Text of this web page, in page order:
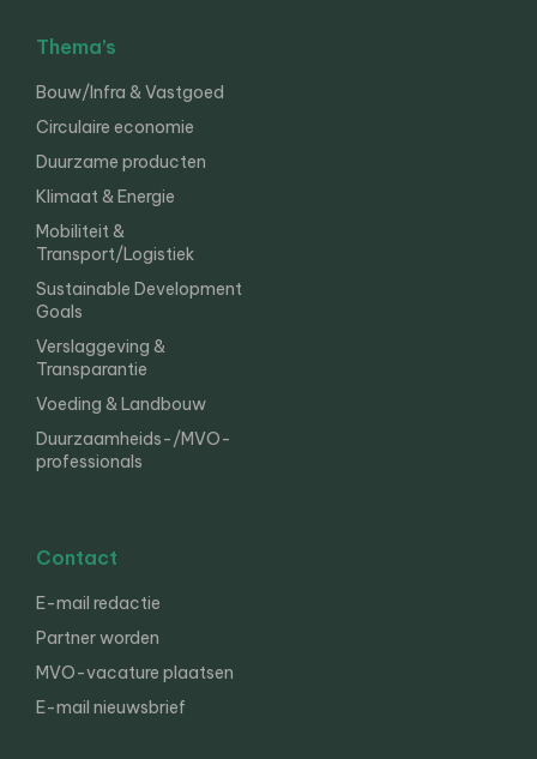
Thema’s
Bouw/Infra & Vastgoed
Circulaire economie
Duurzame producten
Klimaat & Energie
Mobiliteit &
Transport/Logistiek
Sustainable Development
Goals
Verslaggeving &
Transparantie
Voeding & Landbouw
Duurzaamheids-/MVO-
professionals
Contact
E-mail redactie
Partner worden
MVO-vacature plaatsen
E-mail nieuwsbrief